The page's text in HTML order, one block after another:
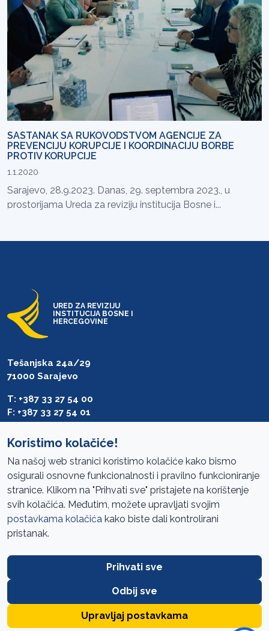
SASTANAK SA RUKOVODSTVOM AGENCIJE ZA
PREVENCIJU KORUPCIJE I KOORDINACIJU BORBE
PROTIV KORUPCIJE
1.1.2020
Sarajevo, 28.9.2023. Danas, 29. septembra 2023., u
prostorijama Ureda za reviziju institucija Bosne i...
URED ZA REVIZIJU
INSTITUCIJA BOSNE I
HERCEGOVINE
Tešanjska 24a/29
71000 Sarajevo
T: +387 33 27 54 00
F: +387 33 27 54 01
Pristup informacijama
Mapa sajta
Oglasi
FAQ
Koristimo kolačiće!
Na našoj web stranici koristimo kolačiće kako bismo
osigurali osnovne funkcionalnosti i pravilno funkcioniranje
stranice. Klikom na "Prihvati sve" pristajete na korištenje
svih kolačića. Međutim, možete upravljati svojim
postavkama kolačića kako biste dali kontrolirani
pristanak.
Prihvati sve
Odbij sve
Upravljaj postavkama